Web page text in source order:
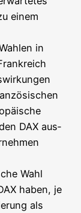
einem
in
DAX aus­
Wahl
haben, je
als